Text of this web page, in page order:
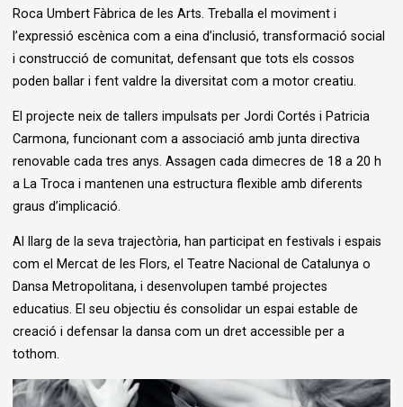
Roca Umbert Fàbrica de les Arts. Treballa el moviment i
l’expressió escènica com a eina d’inclusió, transformació social
i construcció de comunitat, defensant que tots els cossos
poden ballar i fent valdre la diversitat com a motor creatiu.
El projecte neix de tallers impulsats per Jordi Cortés i Patricia
Carmona, funcionant com a associació amb junta directiva
renovable cada tres anys. Assagen cada dimecres de 18 a 20 h
a La Troca i mantenen una estructura flexible amb diferents
graus d’implicació.
Al llarg de la seva trajectòria, han participat en festivals i espais
com el Mercat de les Flors, el Teatre Nacional de Catalunya o
Dansa Metropolitana, i desenvolupen també projectes
educatius. El seu objectiu és consolidar un espai estable de
creació i defensar la dansa com un dret accessible per a
tothom.